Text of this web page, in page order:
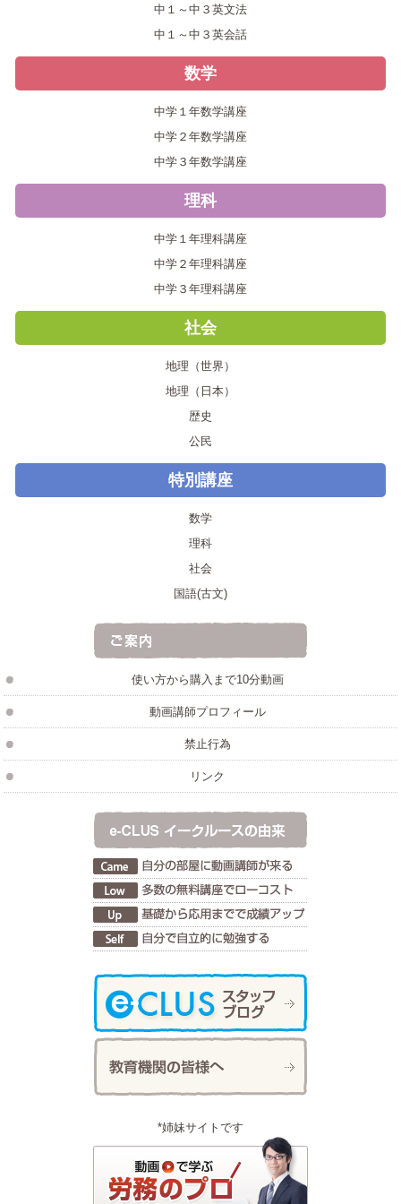
中１～中３英文法
中１～中３英会話
数学
中学１年数学講座
中学２年数学講座
中学３年数学講座
理科
中学１年理科講座
中学２年理科講座
中学３年理科講座
社会
地理（世界）
地理（日本）
歴史
公民
特別講座
数学
理科
社会
国語(古文)
使い方から購入まで10分動画
動画講師プロフィール
禁止行為
リンク
*姉妹サイトです